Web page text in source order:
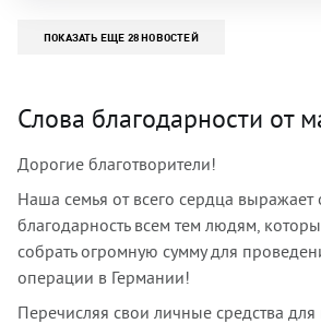
ПОКАЗАТЬ ЕЩЕ 28 НОВОСТЕЙ
Слова благодарности от
Дорогие благотворители!
Наша семья от всего сердца
благодарность всем тем людям,
собрать огромную сумму для
операции в Германии!
Перечисляя свои личные средства